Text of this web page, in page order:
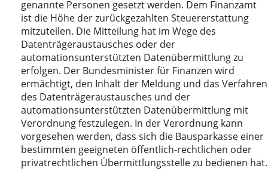
genannte Personen gesetzt werden. Dem Finanzamt
ist die Höhe der zurückgezahlten Steuererstattung
mitzuteilen. Die Mitteilung hat im Wege des
Datenträgeraustausches oder der
automationsunterstützten Datenübermittlung zu
erfolgen. Der Bundesminister für Finanzen wird
ermächtigt, den Inhalt der Meldung und das Verfahren
des Datenträgeraustausches und der
automationsunterstützten Datenübermittlung mit
Verordnung festzulegen. In der Verordnung kann
vorgesehen werden, dass sich die Bausparkasse einer
bestimmten geeigneten öffentlich-rechtlichen oder
privatrechtlichen Übermittlungsstelle zu bedienen hat.